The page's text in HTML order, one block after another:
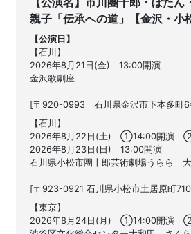
親子「伝承への道」【金沢・小
【公演日】
【石川】
2026年8月21日(金) 13:00開演
金沢歌劇座
[〒920-0993 石川県金沢市下本多町6
【石川】
2026年8月22日(土) ①14:00開演
2026年8月23日(日) 13:00開演
石川県小松市團十郎芸術劇場うらら
[〒923-0921 石川県小松市土居原町
【東京】
2026年8月24日(月) ①14:00開演